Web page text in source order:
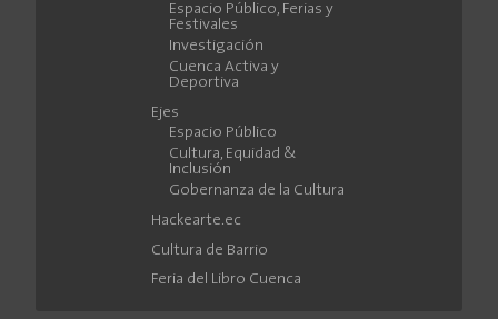
Espacio Público, Ferias y
Festivales
Investigación
Cuenca Activa y
Deportiva
Ejes
Espacio Público
Cultura, Equidad &
Inclusión
Gobernanza de la Cultura
Hackearte.ec
Cultura de Barrio
Feria del Libro Cuenca